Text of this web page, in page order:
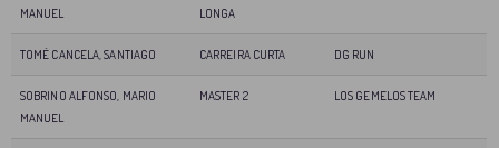
MANUEL
LONGA
TOMÉ CANCELA, SANTIAGO CARREIRA CURTA DG RUN
SOBRINO ALFONSO, MARIO
MANUEL
MASTER 2 LOS GEMELOS TEAM